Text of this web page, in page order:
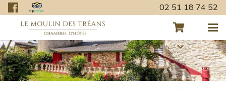
02 51 18 74 52
Retour aux actualités